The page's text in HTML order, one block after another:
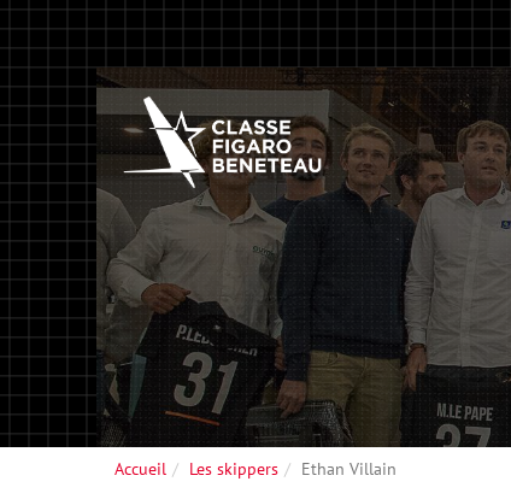
Accueil Les skippers Ethan Villain